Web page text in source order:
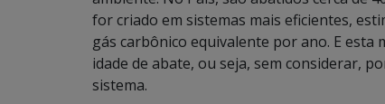
for criado em sistemas mais eficientes,
gás carbônico equivalente por ano. E esta
idade de abate, ou seja, sem considerar,
sistema.